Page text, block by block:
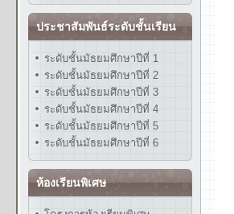
ประชาสัมพันธ์ระดับชั้นเรียน
ระดับชั้นมัธยมศึกษาปีที่ 1
ระดับชั้นมัธยมศึกษาปีที่ 2
ระดับชั้นมัธยมศึกษาปีที่ 3
ระดับชั้นมัธยมศึกษาปีที่ 4
ระดับชั้นมัธยมศึกษาปีที่ 5
ระดับชั้นมัธยมศึกษาปีที่ 6
ห้องเรียนพิเศษ